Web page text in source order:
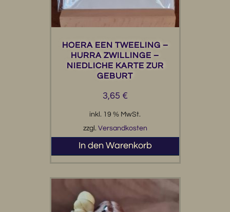
Ein herzlicher Willkommensgruß für das neue
Wenn das Glück auf kleinen Füßen kommt, ist diese
zauberhafte Kunst-Postkarte genau der richtige
Begleiter. Das liebevoll illustrierte Motiv zeigt einen
HOERA EEN TWEELING –
HURRA ZWILLINGE –
NIEDLICHE KARTE ZUR
GEBURT
3,65 €
inkl. 19 % MwSt.
zzgl. Versandkosten
In den Warenkorb